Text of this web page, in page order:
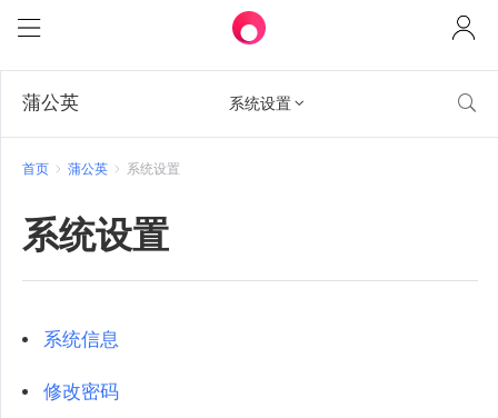
蒲公英 系统设置  
首页 蒲公英 系统设置
系统设置
系统信息
修改密码